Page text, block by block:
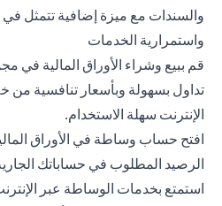
والسندات مع ميزة إضافية تتمثل
واستمرارية الخدمات
قم ببيع وشراء الأوراق المالية في
تداول بسهولة وبأسعار تنافسية
الإنترنت سهلة الاستخدام.
افتح حساب وساطة في الأوراق
الرصيد المطلوب في حساباتك
استمتع بخدمات الوساطة عبر